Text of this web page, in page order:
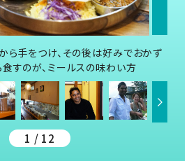
ら手をつけ、その後は好みでおかず
すのが、ミールスの味わい方
1 / 12